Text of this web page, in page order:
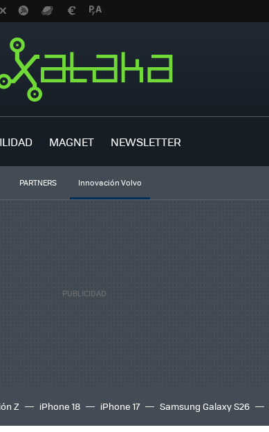
MAGNET NEWSLETTER
PARTNERS Innovación Volvo
Z iPhone 18 iPhone 17 Samsung Galaxy S26